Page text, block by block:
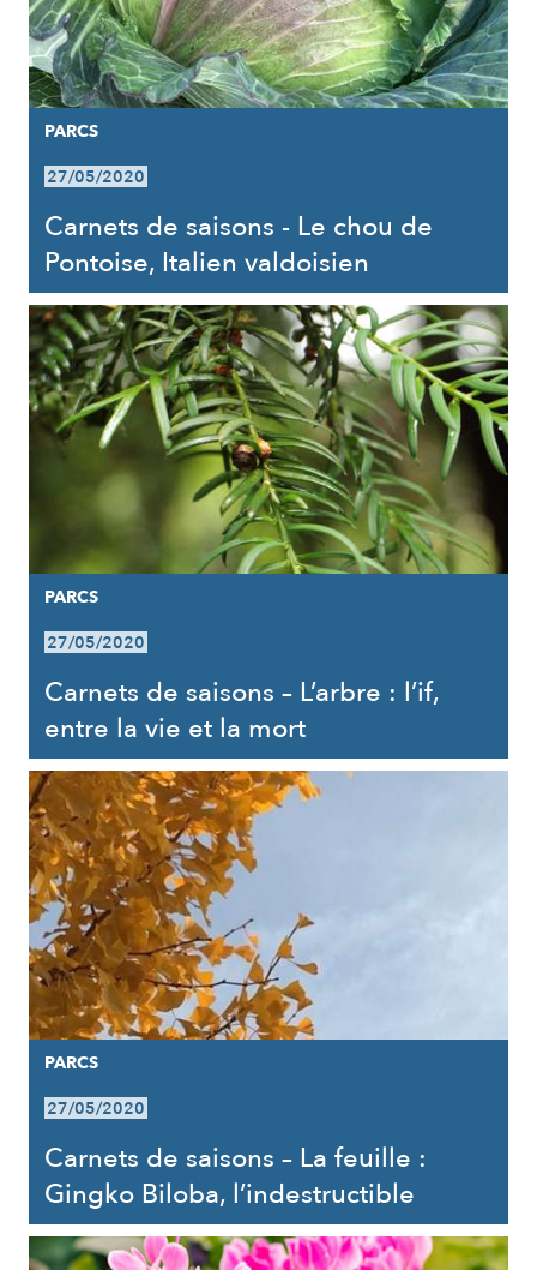
PARCS
27/05/2020
Carnets de saisons - Le chou de
Pontoise, Italien valdoisien
PARCS
27/05/2020
Carnets de saisons – L’arbre : l’if,
entre la vie et la mort
PARCS
27/05/2020
Carnets de saisons – La feuille :
Gingko Biloba, l’indestructible